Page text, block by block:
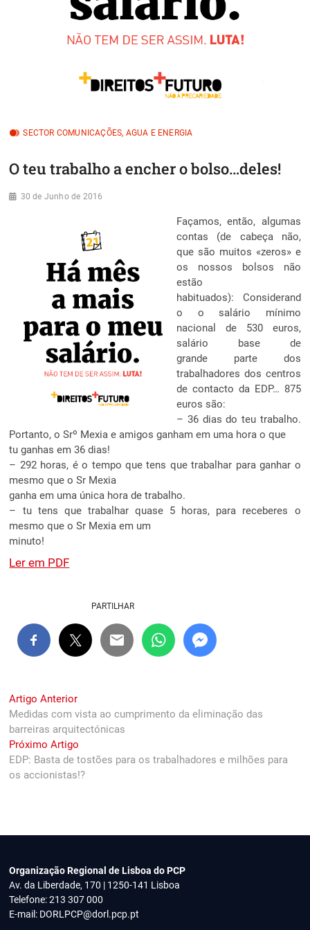
SECTOR COMUNICAÇÕES, AGUA E ENERGIA
O teu trabalho a encher o bolso…deles!
30 de Junho de 2016
Façamos, então, algumas
contas (de cabeça não,
que são muitos «zeros» e
os nossos bolsos não
estão
habituados): Considerand
o o salário mínimo
nacional de 530 euros,
salário base de
grande parte dos
trabalhadores dos centros
de contacto da EDP… 875
euros são:
– 36 dias do teu trabalho.
Portanto, o Srº Mexia e amigos ganham em uma hora o que
tu ganhas em 36 dias!
– 292 horas, é o tempo que tens que trabalhar para ganhar o
mesmo que o Sr Mexia
ganha em uma única hora de trabalho.
– tu tens que trabalhar quase 5 horas, para receberes o
mesmo que o Sr Mexia em um
minuto!
Ler em PDF
PARTILHAR
Navegação
de
artigos
Artigo AnteriorPrevious
post:
Medidas com vista ao cumprimento da eliminação das
barreiras arquitectónicas
Próximo Artigo
post:
EDP: Basta de tostões para os trabalhadores e milhões para
os accionistas!?
Organização Regional de Lisboa do PCP
Av. da Liberdade, 170 | 1250-141 Lisboa
Telefone: 213 307 000
E-mail: DORLPCP@dorl.pcp.pt